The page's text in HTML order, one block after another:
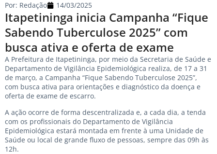
Itapetininga inicia Campanha “Fique
Sabendo Tuberculose 2025” com
busca ativa e oferta de exame
Por: Redação 14/03/2025
A Prefeitura de Itapetininga, por meio da Secretaria de Saúde e
Departamento de Vigilância Epidemiológica realiza, de 17 a 31
de março, a Campanha “Fique Sabendo Tuberculose 2025”,
com busca ativa para orientações e diagnóstico da doença e
oferta de exame de escarro.
A ação ocorre de forma descentralizada e, a cada dia, a tenda
com os profissionais do Departamento de Vigilância
Epidemiológica estará montada em frente à uma Unidade de
Saúde ou local de grande fluxo de pessoas, sempre das 09h às
12h.